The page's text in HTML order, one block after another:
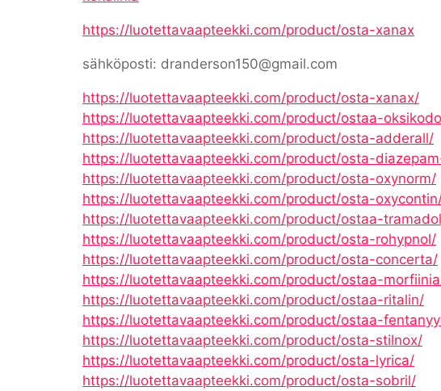
https://luotettavaapteekki.com/product/osta-xanax
sähköposti: dranderson150@gmail.com
https://luotettavaapteekki.com/product/osta-xanax/
https://luotettavaapteekki.com/product/ostaa-
https://luotettavaapteekki.com/product/osta-adderall/
https://luotettavaapteekki.com/product/osta-
https://luotettavaapteekki.com/product/osta-oxynorm/
https://luotettavaapteekki.com/product/osta-
https://luotettavaapteekki.com/product/ostaa-
https://luotettavaapteekki.com/product/osta-rohypnol/
https://luotettavaapteekki.com/product/osta-concerta/
https://luotettavaapteekki.com/product/ostaa-
https://luotettavaapteekki.com/product/ostaa-ritalin/
https://luotettavaapteekki.com/product/ostaa-
https://luotettavaapteekki.com/product/osta-stilnox/
https://luotettavaapteekki.com/product/osta-lyrica/
https://luotettavaapteekki.com/product/osta-sobril/